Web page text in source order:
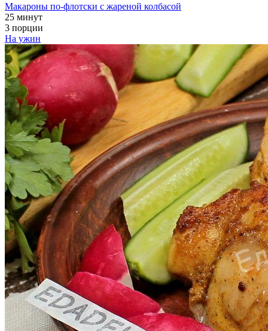
Макароны по-флотски с жареной колбасой
25 минут
3 порции
На ужин